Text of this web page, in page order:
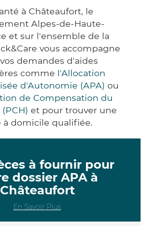
à Châteaufort, le
Alpes-de-Haute-
et sur l'ensemble de la
vous accompagne
demandes d'aides
comme l'Allocation
d'Autonomie (APA) ou
de Compensation du
et pour trouver une
à domicile qualifiée.
à fournir pour
dossier APA à
Châteaufort
En Savoir Plus